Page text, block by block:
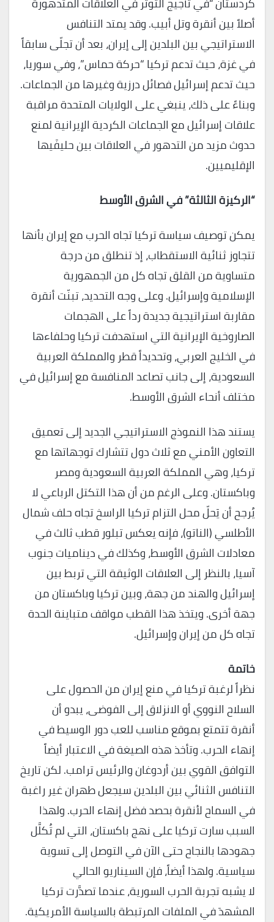
أصلاً بين أنقرة وتل أبيب. وقد يمتد التنافس
الاستراتيجي بين البلدين إلى إيران، بعد أن تجلّى سابقاً
في غزة، حيث تدعم تركيا “حركة حماس”، وفي سوريا،
حيث تدعم إسرائيل فصائل درزية وغيرها من الجماعات.
وبناءً على ذلك، ينبغي على الولايات المتحدة مراقبة
علاقات إسرائيل مع الجماعات الكردية الإيرانية لمنع
حدوث مزيد من التدهور في العلاقات بين حليفَيها
الإقليميين.
“الركيزة الثالثة” في الشرق الأوسط
يمكن توصيف سياسة تركيا تجاه الحرب مع إيران بأنها
تتجاوز ثنائية الاستقطاب، إذ تنطلق من درجة
متساوية من القلق تجاه كل من الجمهورية
الإسلامية وإسرائيل. وعلى وجه التحديد، تبنّت أنقرة
مقاربة استراتيجية جديدة رداً على الهجمات
الصاروخية الإيرانية التي استهدفت تركيا وحلفاءها
في الخليج العربي، وتحديداً قطر والمملكة العربية
السعودية، إلى جانب تصاعد المنافسة مع إسرائيل في
مختلف أنحاء الشرق الأوسط.
يستند هذا النموذج الاستراتيجي الجديد إلى تعميق
التعاون الأمني مع ثلاث دول تتشارك توجهاتها مع
تركيا، وهي المملكة العربية السعودية ومصر
وباكستان. وعلى الرغم من أن هذا التكتل الرباعي لا
يُرجح أن يَحلّ محل التزام تركيا الراسخ تجاه حلف شمال
الأطلسي (الناتو)، فإنه يعكس تبلور قطب ثالث في
معادلات الشرق الأوسط، وكذلك في ديناميات جنوب
آسيا، بالنظر إلى العلاقات الوثيقة التي تربط بين
إسرائيل والهند من جهة، وبين تركيا وباكستان من
جهة أخرى. ويتخذ هذا القطب مواقف متباينة الحدة
تجاه كل من إيران وإسرائيل.
خاتمة
نظراً لرغبة تركيا في منع إيران من الحصول على
السلاح النووي أو الانزلاق إلى الفوضى، يبدو أن
أنقرة تتمتع بموقع مناسب للعب دور الوسيط في
إنهاء الحرب. وتأخذ هذه الصيغة في الاعتبار أيضاً
التوافق القوي بين أردوغان والرئيس ترامب. لكن تاريخ
التنافس الثنائي بين البلدين سيجعل طهران غير راغبة
في السماح لأنقرة بحصد فضل إنهاء الحرب. ولهذا
السبب سارت تركيا على نهج باكستان، التي لم تُكلَّل
جهودها بالنجاح حتى الآن في التوصل إلى تسوية
سياسية. ولهذا أيضاً، فإن السيناريو الحالي
لا يشبه تجربة الحرب السورية، عندما تصدَّرت تركيا
المشهدَ في الملفات المرتبطة بالسياسة الأمريكية.